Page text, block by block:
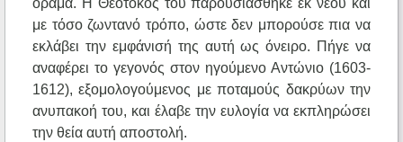
όραμα. Η Θεοτόκος του παρουσιάσθηκε εκ νέου και
με τόσο ζωντανό τρόπο, ώστε δεν μπορούσε πια να
εκλάβει την εμφάνισή της αυτή ως όνειρο. Πήγε να
αναφέρει το γεγονός στον ηγούμενο Αντώνιο (1603-
1612), εξομολογούμενος με ποταμούς δακρύων την
ανυπακοή του, και έλαβε την ευλογία να εκπληρώσει
την θεία αυτή αποστολή.